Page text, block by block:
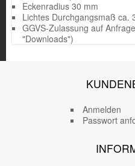
Eckenradius 30 mm
Lichtes Durchgangsmaß ca.
GGVS-Zulassung auf
"Downloads")
Anmelden
Passwort